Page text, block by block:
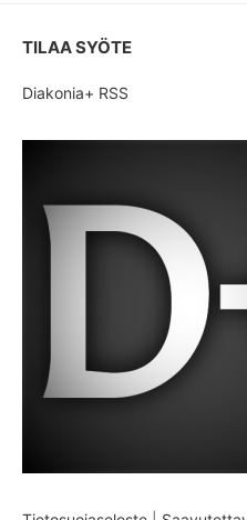
TILAA SYÖTE
Diakonia+ RSS